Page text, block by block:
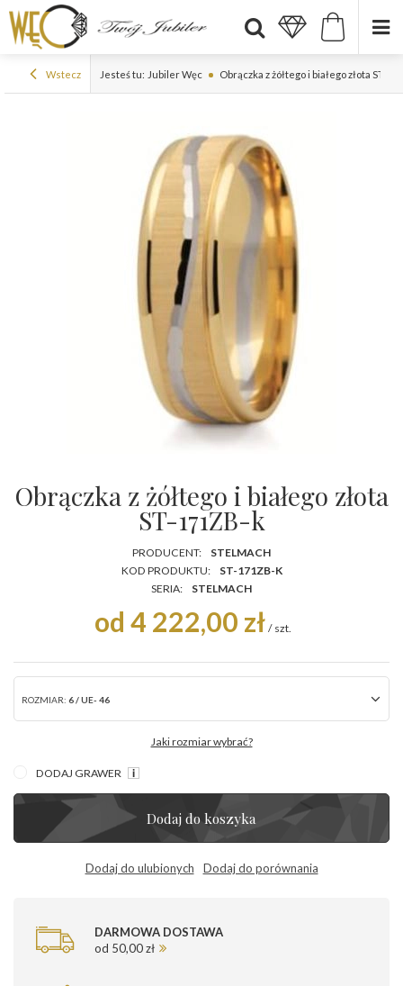
Wstecz Jesteś tu: Jubiler Węc Obrączka z żółtego i białego złota ST-
Obrączka z żółtego i białego złota
ST-171ZB-k
PRODUCENT:
STELMACH
KOD PRODUKTU:
ST-171ZB-K
SERIA:
STELMACH
od 4 222,00 zł / szt.
ROZMIAR: 6 / UE- 46
Jaki rozmiar wybrać?
DODAJ GRAWER
Dodaj do koszyka
Dodaj do ulubionych Dodaj do porównania
DARMOWA DOSTAWA
od 50,00 zł